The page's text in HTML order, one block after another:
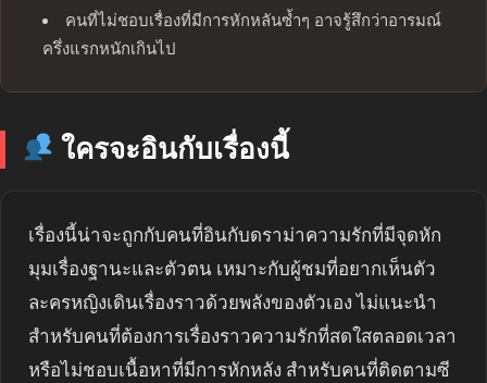
คนที่ไม่ชอบเรื่องที่มีการหักหลันซ้ำๆ อาจรู้สึกว่าอารมณ์
ครึ่งแรกหนักเกินไป
ใครจะอินกับเรื่องนี้
เรื่องนี้น่าจะถูกกับคนที่อินกับดราม่าความรักที่มีจุดหัก
มุมเรื่องฐานะและตัวตน เหมาะกับผู้ชมที่อยากเห็นตัว
ละครหญิงเดินเรื่องราวด้วยพลังของตัวเอง ไม่แนะนำ
สำหรับคนที่ต้องการเรื่องราวความรักที่สดใสตลอดเวลา
หรือไม่ชอบเนื้อหาที่มีการหักหลัง สำหรับคนที่ติดตามซี